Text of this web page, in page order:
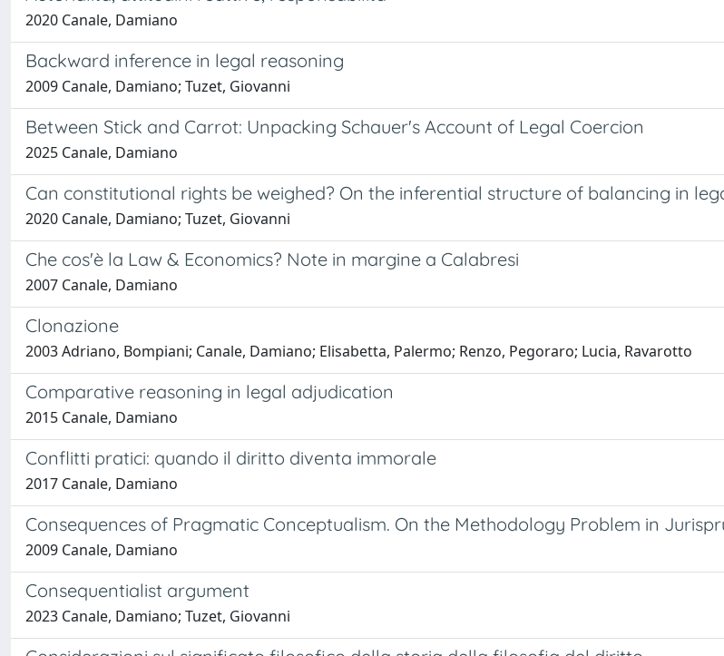
2020 Canale, Damiano
Backward inference in legal reasoning
2009 Canale, Damiano; Tuzet, Giovanni
Between Stick and Carrot: Unpacking Schauer's Account of Legal Coercion
2025 Canale, Damiano
Can constitutional rights be weighed? On the inferential structure of balancing in
2020 Canale, Damiano; Tuzet, Giovanni
Che cos'è la Law & Economics? Note in margine a Calabresi
2007 Canale, Damiano
Clonazione
2003 Adriano, Bompiani; Canale, Damiano; Elisabetta, Palermo; Renzo, Pegoraro; Lucia, Ravarotto
Comparative reasoning in legal adjudication
2015 Canale, Damiano
Conflitti pratici: quando il diritto diventa immorale
2017 Canale, Damiano
Consequences of Pragmatic Conceptualism. On the Methodology Problem in
2009 Canale, Damiano
Consequentialist argument
2023 Canale, Damiano; Tuzet, Giovanni